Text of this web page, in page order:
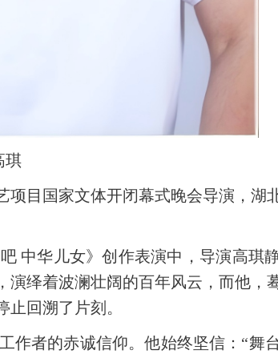
琪
目国家文体开闭幕式晚会导演，湖
中华儿女》创作表演中，导演高琪
绎着波澜壮阔的百年风云，而他，
回溯了片刻。
者的赤诚信仰。他始终坚信：“舞